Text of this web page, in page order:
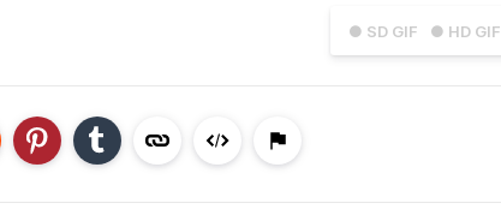
● SD GIF ● HD GIF